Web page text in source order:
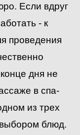
Если вдруг
- к
проведения
дня не
в спа-
из трех
блюд.